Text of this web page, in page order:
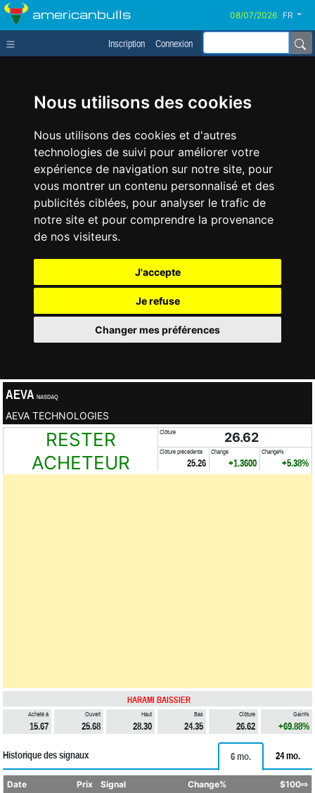
Nous utilisons des cookies
Nous utilisons des cookies et d'autres
technologies de suivi pour améliorer votre
expérience de navigation sur notre site, pour
vous montrer un contenu personnalisé et des
publicités ciblées, pour analyser le trafic de
notre site et pour comprendre la provenance
de nos visiteurs.
J'accepte
Je refuse
Changer mes préférences
americanbulls FR
Inscription Connexion
AEVA NASDAQ
AEVA TECHNOLOGIES
RESTER
ACHETEUR
Clôture 26.62
Clôture précédente
25.26
Change
+1.3600
Change%
+5.38%
HARAMI BAISSIER
Acheté à
15.67
Ouvert
25.68
Haut
28.30
Bas
24.35
Clôture
26.62
Gain%
+69.88%
Historique des signaux 6 mo. 24 mo.
Date Prix Signal Change% $100⇨